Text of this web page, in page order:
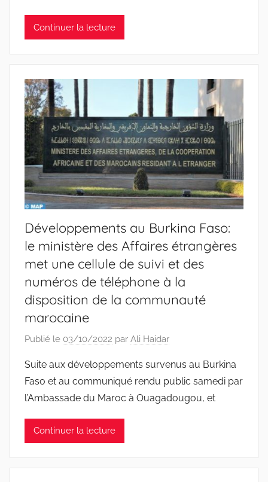
Continuer la lecture
Développements au Burkina Faso:
le ministère des Affaires étrangères
met une cellule de suivi et des
numéros de téléphone à la
disposition de la communauté
marocaine
Publié le 03/10/2022 par Ali Haidar
Suite aux développements survenus au Burkina
Faso et au communiqué rendu public samedi par
l’Ambassade du Maroc à Ouagadougou, et
Continuer la lecture